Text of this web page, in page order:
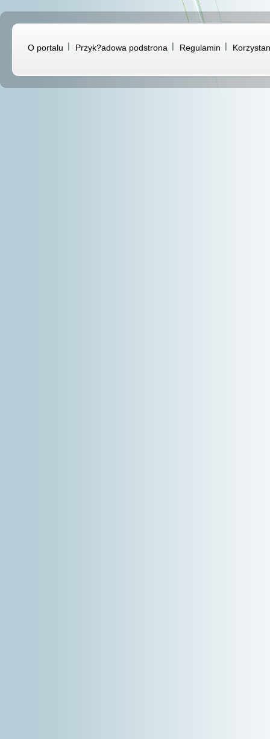
O portalu Przyk?adowa podstrona Regulamin